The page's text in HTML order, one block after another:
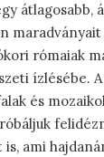
átlagosabb,
rómaiak
ízlésébe.
és
ami